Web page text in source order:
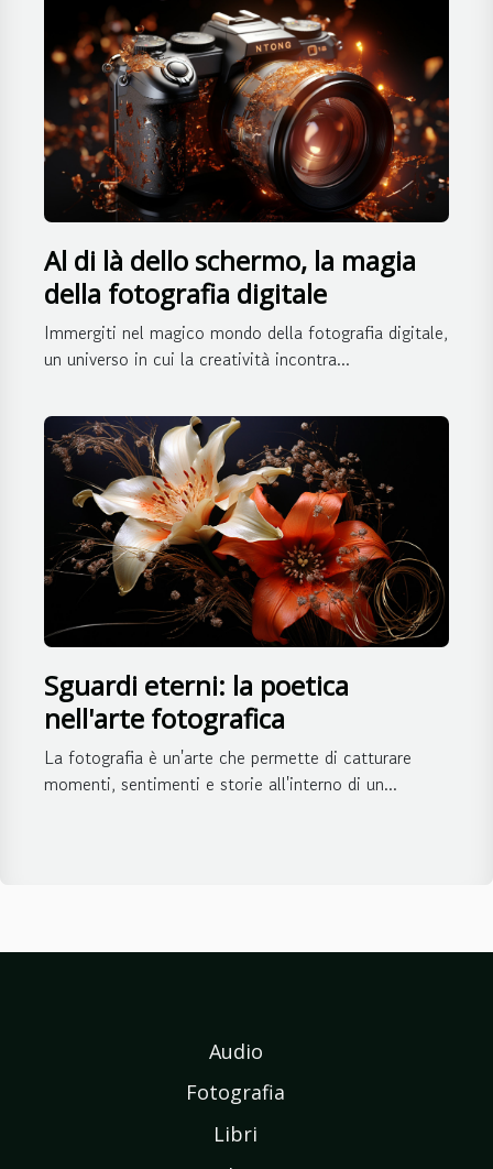
Al di là dello schermo, la magia
della fotografia digitale
Immergiti nel magico mondo della fotografia digitale,
un universo in cui la creatività incontra...
Sguardi eterni: la poetica
nell'arte fotografica
La fotografia è un'arte che permette di catturare
momenti, sentimenti e storie all'interno di un...
Audio
Fotografia
Libri